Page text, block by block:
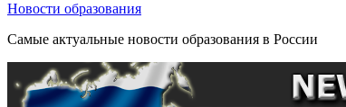
Новости образования
Самые актуальные новости образования в России